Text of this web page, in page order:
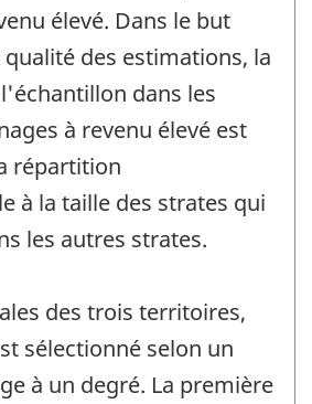
élevé. Dans le but
des estimations, la
dans les
à revenu élevé est
répartition
à la taille des strates qui
les autres strates.
des trois territoires,
sélectionné selon un
à un degré. La première